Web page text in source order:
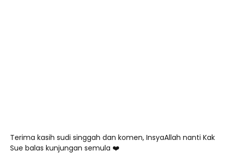
Terima kasih sudi singgah dan komen, InsyaAllah nanti Kak
Sue balas kunjungan semula ❤️